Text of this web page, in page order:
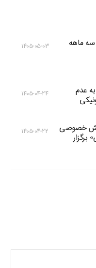
ماهه
۱۴۰۵-۰۵-۰۳
عدم
۱۴۰۵-۰۴-۲۴
خصوصی
۱۴۰۵-۰۴-۲۲